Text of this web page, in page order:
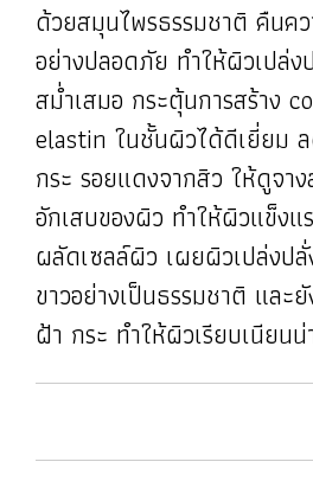
ด้วยสมุนไพรธรรมชาติ คืนค
อย่างปลอดภัย ทำให้ผิวเปล่ง
สม่ำเสมอ กระตุ้นการสร้าง
elastin ในชั้นผิวได้ดีเยี่ยม
กระ รอยแดงจากสิว ให้ดูจา
อักเสบของผิว ทำให้ผิวแข็งแ
ผลัดเซลล์ผิว เผยผิวเปล่งป
ขาวอย่างเป็นธรรมชาติ แล
ฝ้า กระ ทำให้ผิวเรียบเนียน